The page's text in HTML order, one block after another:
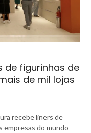
de figurinhas de
de mil lojas
recebe liners de
empresas do mundo